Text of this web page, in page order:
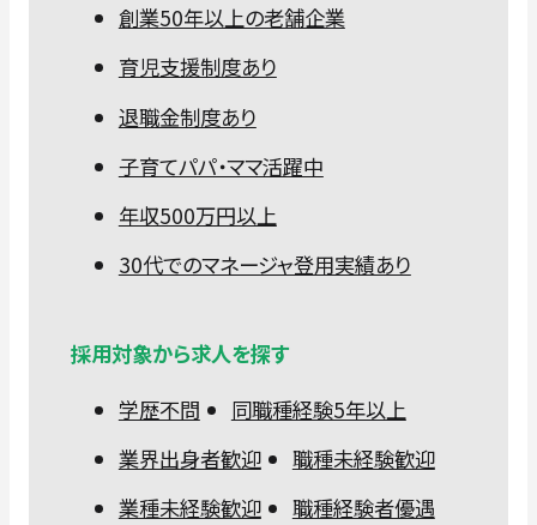
創業50年以上の老舗企業
育児支援制度あり
退職金制度あり
子育てパパ・ママ活躍中
年収500万円以上
30代でのマネージャ登用実績あり
採用対象から求人を探す
学歴不問
同職種経験5年以上
業界出身者歓迎
職種未経験歓迎
業種未経験歓迎
職種経験者優遇